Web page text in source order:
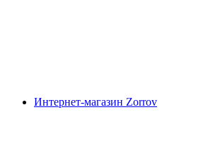
Интернет-магазин Zorrov